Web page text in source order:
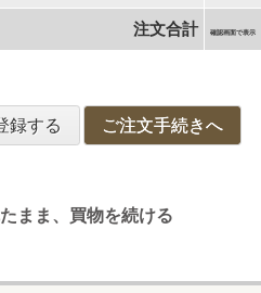
注文合計 確認画面で表示
録する ご注文手続きへ
まま、買物を続ける